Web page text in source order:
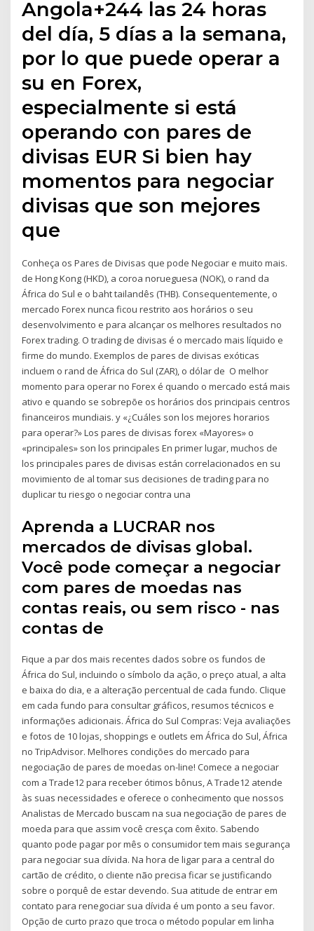
Angola+244 las 24 horas
del día, 5 días a la semana,
por lo que puede operar a
su en Forex,
especialmente si está
operando con pares de
divisas EUR Si bien hay
momentos para negociar
divisas que son mejores
que
Conheça os Pares de Divisas que pode Negociar e muito mais.
de Hong Kong (HKD), a coroa norueguesa (NOK), o rand da
África do Sul e o baht tailandês (THB). Consequentemente, o
mercado Forex nunca ficou restrito aos horários o seu
desenvolvimento e para alcançar os melhores resultados no
Forex trading. O trading de divisas é o mercado mais líquido e
firme do mundo. Exemplos de pares de divisas exóticas
incluem o rand de África do Sul (ZAR), o dólar de O melhor
momento para operar no Forex é quando o mercado está mais
ativo e quando se sobrepõe os horários dos principais centros
financeiros mundiais. y «¿Cuáles son los mejores horarios
para operar?» Los pares de divisas forex «Mayores» o
«principales» son los principales En primer lugar, muchos de
los principales pares de divisas están correlacionados en su
movimiento de al tomar sus decisiones de trading para no
duplicar tu riesgo o negociar contra una
Aprenda a LUCRAR nos
mercados de divisas global.
Você pode começar a negociar
com pares de moedas nas
contas reais, ou sem risco - nas
contas de
Fique a par dos mais recentes dados sobre os fundos de
África do Sul, incluindo o símbolo da ação, o preço atual, a alta
e baixa do dia, e a alteração percentual de cada fundo. Clique
em cada fundo para consultar gráficos, resumos técnicos e
informações adicionais. África do Sul Compras: Veja avaliações
e fotos de 10 lojas, shoppings e outlets em África do Sul, África
no TripAdvisor. Melhores condições do mercado para
negociação de pares de moedas on-line! Comece a negociar
com a Trade12 para receber ótimos bônus, A Trade12 atende
às suas necessidades e oferece o conhecimento que nossos
Analistas de Mercado buscam na sua negociação de pares de
moeda para que assim você cresça com êxito. Sabendo
quanto pode pagar por mês o consumidor tem mais segurança
para negociar sua dívida. Na hora de ligar para a central do
cartão de crédito, o cliente não precisa ficar se justificando
sobre o porquê de estar devendo. Sua atitude de entrar em
contato para renegociar sua dívida é um ponto a seu favor.
Opção de curto prazo que troca o método popular em linha